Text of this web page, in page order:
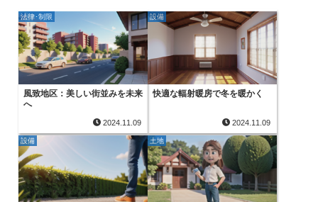
法律･制限
風致地区：美しい街並みを未来
へ
2024.11.09
設備
快適な輻射暖房で冬を暖かく
2024.11.09
設備 土地